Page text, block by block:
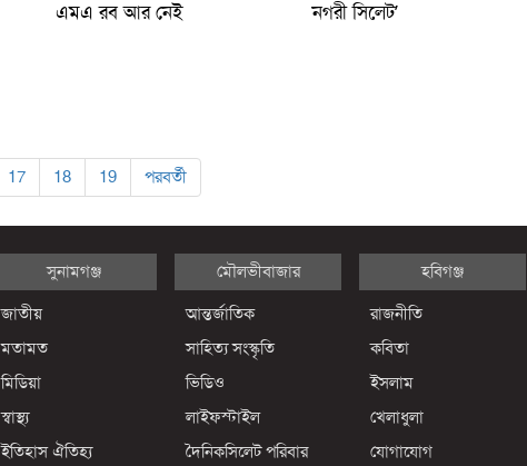
এমএ রব আর নেই
নগরী সিলেট’
17 18 19 পরবর্তী
সুনামগঞ্জ মৌলভীবাজার হবিগঞ্জ
জাতীয় আন্তর্জাতিক
রাজনীতি
মতামত সাহিত্য সংস্কৃতি
কবিতা
মিডিয়া ভিডিও
ইসলাম
স্বাস্থ্য লাইফস্টাইল
খেলাধুলা
ইতিহাস ঐতিহ্য দৈনিকসিলেট পরিবার যোগাযোগ